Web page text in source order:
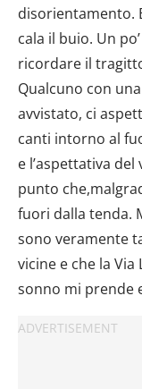
disorientamento.
cala il buio. Un
ricordare il
Qualcuno con
avvistato, ci
canti intorno al
e l’aspettativa
punto
fuori dalla tenda.
sono veramente
vicine e che la
sonno mi prende